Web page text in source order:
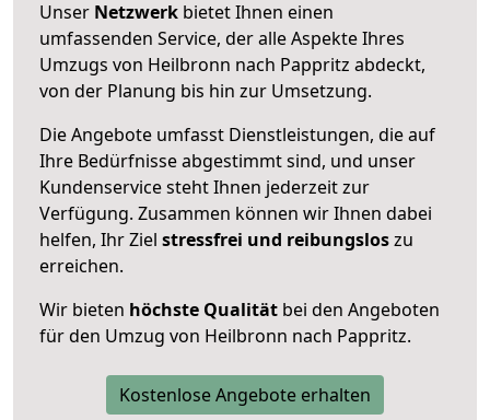
Unser Netzwerk bietet Ihnen einen
umfassenden Service, der alle Aspekte Ihres
Umzugs von Heilbronn nach Pappritz abdeckt,
von der Planung bis hin zur Umsetzung.
Die Angebote umfasst Dienstleistungen, die auf
Ihre Bedürfnisse abgestimmt sind, und unser
Kundenservice steht Ihnen jederzeit zur
Verfügung. Zusammen können wir Ihnen dabei
helfen, Ihr Ziel stressfrei und reibungsloszu
erreichen.
Wir bieten höchste Qualität bei den Angeboten
für den Umzug von Heilbronn nach Pappritz.
Kostenlose Angebote erhalten